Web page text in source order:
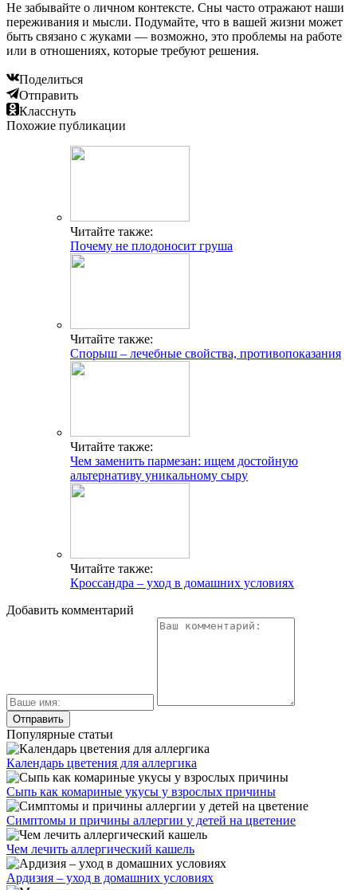
Не забывайте о личном контексте. Сны часто отражают наши
переживания и мысли. Подумайте, что в вашей жизни может
быть связано с жуками — возможно, это проблемы на работе
или в отношениях, которые требуют решения.
Поделиться
Отправить
Класснуть
Похожие публикации
Читайте также:
Почему не плодоносит груша
Читайте также:
Спорыш – лечебные свойства, противопоказания
Читайте также:
Чем заменить пармезан: ищем достойную
альтернативу уникальному сыру
Читайте также:
Кроссандра – уход в домашних условиях
Добавить комментарий
Популярные статьи
Календарь цветения для аллергика
Сыпь как комариные укусы у взрослых причины
Симптомы и причины аллергии у детей на цветение
Чем лечить аллергический кашель
Ардизия – уход в домашних условиях